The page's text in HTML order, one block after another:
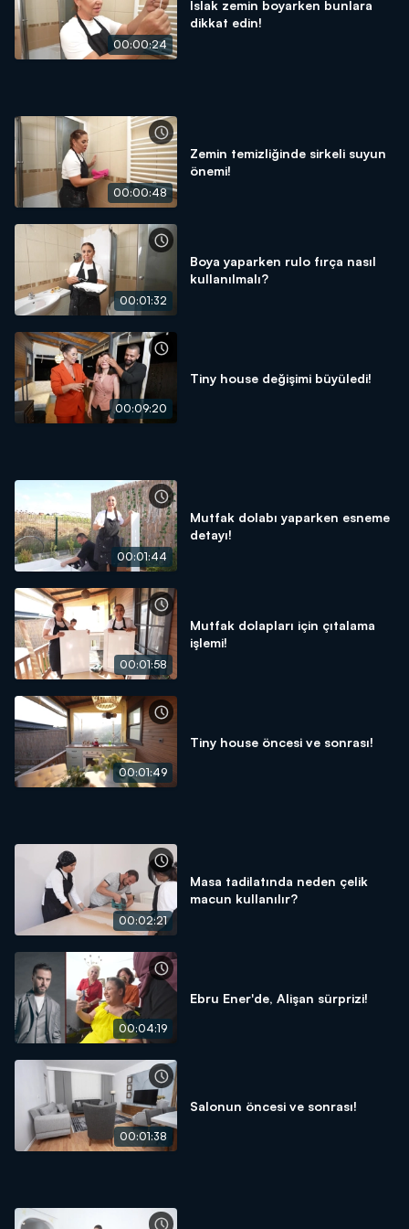
00:00:24
Islak zemin boyarken bunlara
dikkat edin!
00:00:48
Zemin temizliğinde sirkeli suyun
önemi!
00:01:32
Boya yaparken rulo fırça nasıl
kullanılmalı?
00:09:20
Tiny house değişimi büyüledi!
00:01:44
Mutfak dolabı yaparken esneme
detayı!
00:01:58
Mutfak dolapları için çıtalama
işlemi!
00:01:49
Tiny house öncesi ve sonrası!
00:02:21
Masa tadilatında neden çelik
macun kullanılır?
00:04:19
Ebru Ener'de, Alişan sürprizi!
00:01:38
Salonun öncesi ve sonrası!